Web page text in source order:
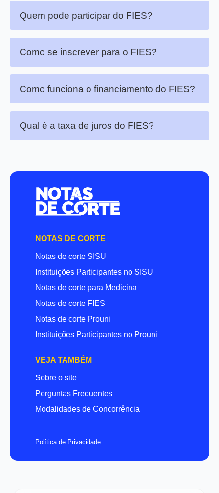
Quem pode participar do FIES?
Como se inscrever para o FIES?
Como funciona o financiamento do FIES?
Qual é a taxa de juros do FIES?
NOTAS DE CORTE
Notas de corte SISU
Instituições Participantes no SISU
Notas de corte para Medicina
Notas de corte FIES
Notas de corte Prouni
Instituições Participantes no Prouni
VEJA TAMBÉM
Sobre o site
Perguntas Frequentes
Modalidades de Concorrência
Política de Privacidade